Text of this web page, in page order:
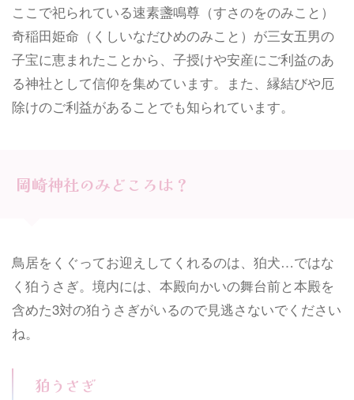
ここで祀られている速素盞鳴尊（すさのをのみこと）
奇稲田姫命（くしいなだひめのみこと）が三女五男の
子宝に恵まれたことから、子授けや安産にご利益のあ
る神社として信仰を集めています。また、縁結びや厄
除けのご利益があることでも知られています。
岡崎神社のみどころは？
鳥居をくぐってお迎えしてくれるのは、狛犬…ではな
く狛うさぎ。境内には、本殿向かいの舞台前と本殿を
含めた3対の狛うさぎがいるので見逃さないでください
ね。
狛うさぎ